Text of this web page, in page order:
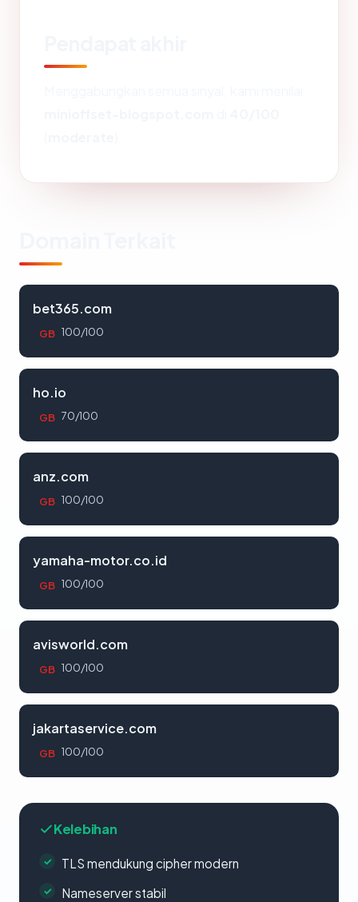
bet365.com
GB 100/100
ho.io
GB 70/100
anz.com
GB 100/100
yamaha-motor.co.id
GB 100/100
avisworld.com
GB 100/100
jakartaservice.com
GB 100/100
Kelebihan
TLS mendukung cipher modern
Nameserver stabil